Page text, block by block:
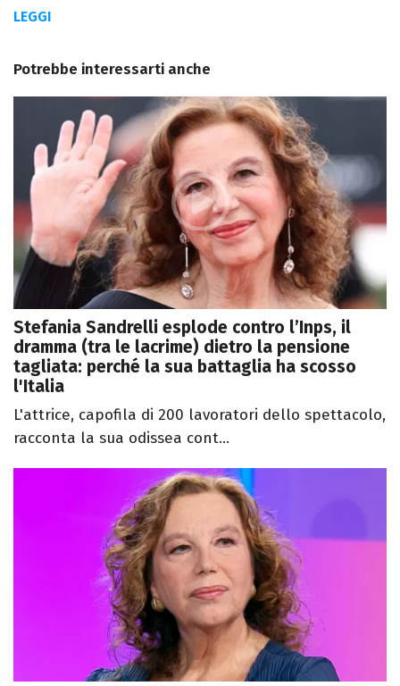
LEGGI
Potrebbe interessarti anche
Stefania Sandrelli esplode contro l’Inps, il
dramma (tra le lacrime) dietro la pensione
tagliata: perché la sua battaglia ha scosso
l'Italia
L'attrice, capofila di 200 lavoratori dello spettacolo,
racconta la sua odissea cont...